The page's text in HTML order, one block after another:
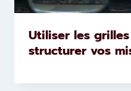
Utiliser les grilles
structurer vos